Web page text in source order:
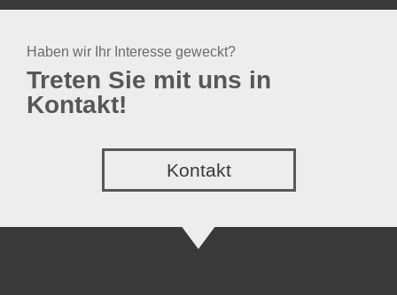
Haben wir Ihr Interesse geweckt?
Treten Sie mit uns in
Kontakt!
Kontakt